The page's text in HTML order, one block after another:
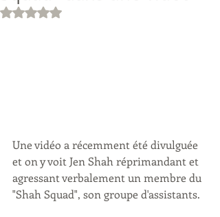
Noté NaN étoiles sur 5.
Une vidéo a récemment été divulguée
et on y voit Jen Shah réprimandant et
agressant verbalement un membre du
"Shah Squad", son groupe d'assistants.